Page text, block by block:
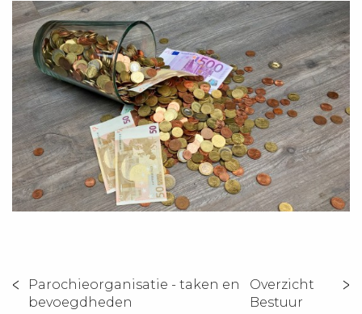
Parochieorganisatie - taken en
bevoegdheden
Overzicht
Bestuur